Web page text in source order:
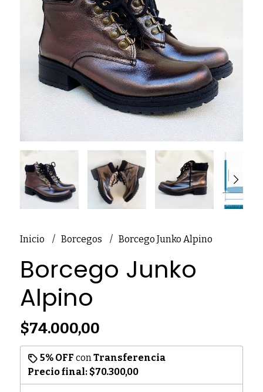
Inicio Borcegos Borcego Junko Alpino
Borcego Junko
Alpino
$74.000,00
5% OFF con Transferencia
Precio final: $70.300,00